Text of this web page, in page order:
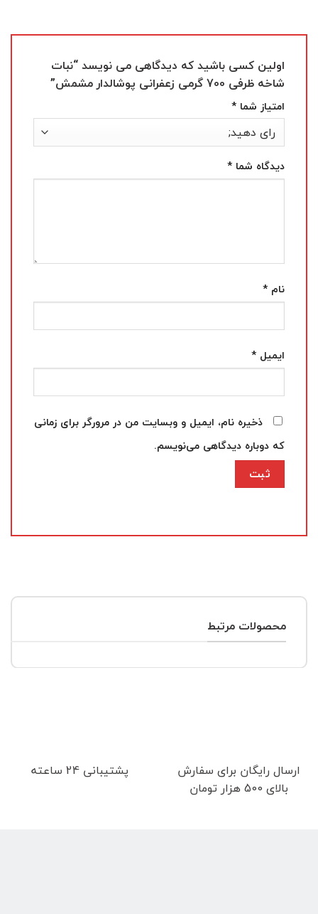
اولین کسی باشید که دیدگاهی می نویسد “نبات
شاخه ظرفی 700 گرمی زعفرانی پوشالدار مشمش”
امتیاز شما *
دیدگاه شما *
نام *
ایمیل *
ذخیره نام، ایمیل و وبسایت من در مرورگر برای زمانی
که دوباره دیدگاهی می‌نویسم.
محصولات مرتبط
ارسال رایگان برای سفارش
بالای 500 هزار تومان
پشتیبانی 24 ساعته